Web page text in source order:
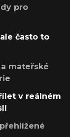
pro
často to
mateřské
v reálném